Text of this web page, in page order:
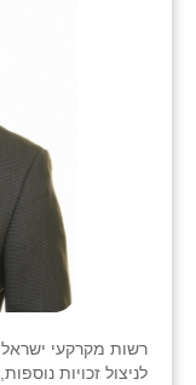
רשות מקרקעי
לניצול זכויות
גני יהודה